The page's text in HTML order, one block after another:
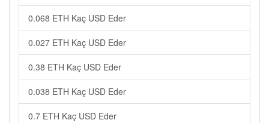
0.068 ETH Kaç USD Eder
0.027 ETH Kaç USD Eder
0.38 ETH Kaç USD Eder
0.038 ETH Kaç USD Eder
0.7 ETH Kaç USD Eder